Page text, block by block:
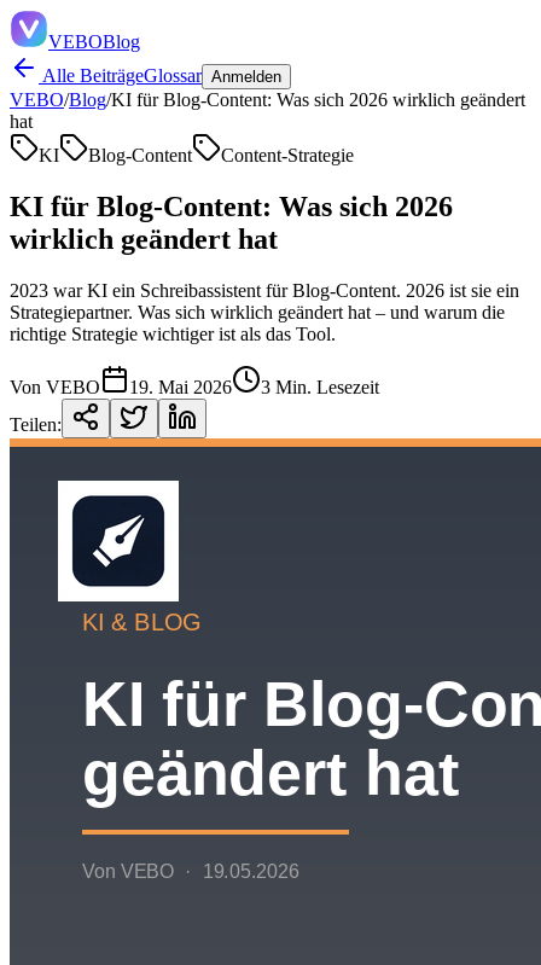
VEBOBlog
Alle BeiträgeGlossar Anmelden
VEBO/Blog/KI für Blog-Content: Was sich 2026 wirklich geändert
hat
KI
Blog-Content Content-Strategie
KI für Blog-Content: Was sich 2026
wirklich geändert hat
2023 war KI ein Schreibassistent für Blog-Content. 2026 ist sie ein
Strategiepartner. Was sich wirklich geändert hat – und warum die
richtige Strategie wichtiger ist als das Tool.
Von VEBO 19. Mai 2026
3 Min. Lesezeit
Teilen: